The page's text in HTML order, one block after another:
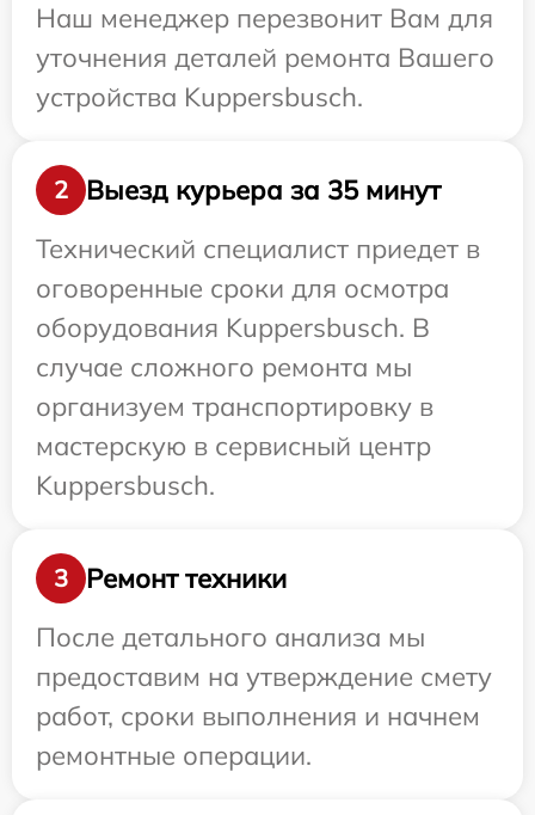
Наш менеджер перезвонит Вам для
уточнения деталей ремонта Вашего
устройства Kuppersbusch.
2
Выезд курьера за 35 минут
Технический специалист приедет в
оговоренные сроки для осмотра
оборудования Kuppersbusch. В
случае сложного ремонта мы
организуем транспортировку в
мастерскую в сервисный центр
Kuppersbusch.
3
Ремонт техники
После детального анализа мы
предоставим на утверждение смету
работ, сроки выполнения и начнем
ремонтные операции.